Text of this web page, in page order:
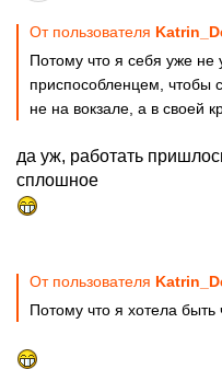
От пользователя
Потому что я себя уже не
приспособленцем, чтобы
не на вокзале, а в своей
да уж, работать
сплошное
От пользователя
Потому что я хотела